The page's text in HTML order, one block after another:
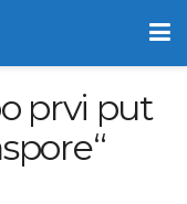
prvi put